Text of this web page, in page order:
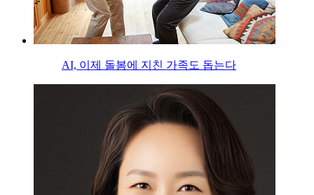
AI, 이제 돌봄에 지친 가족도 돕는다